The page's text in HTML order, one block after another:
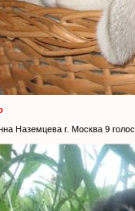
Наземцева г. Москва 9